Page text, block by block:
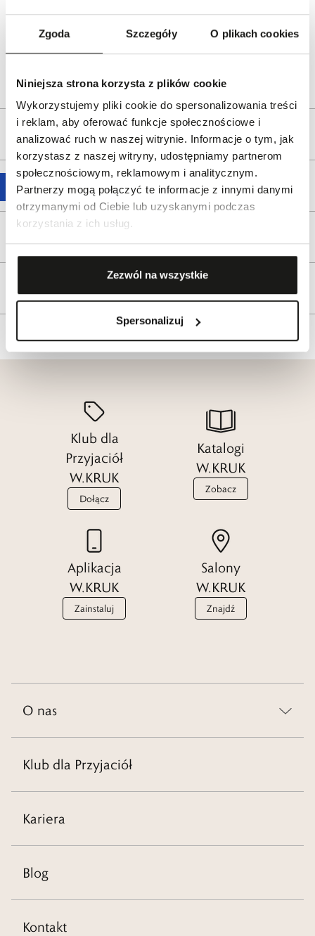
Zgoda Szczegóły O plikach cookies
Niniejsza strona korzysta z plików cookie
Wykorzystujemy pliki cookie do spersonalizowania treści
i reklam, aby oferować funkcje społecznościowe i
analizować ruch w naszej witrynie. Informacje o tym, jak
korzystasz z naszej witryny, udostępniamy partnerom
społecznościowym, reklamowym i analitycznym.
Partnerzy mogą połączyć te informacje z innymi danymi
otrzymanymi od Ciebie lub uzyskanymi podczas
korzystania z ich usług.
Zezwól na wszystkie
Spersonalizuj
ul. Pilotów 10, 31-462 Kraków
e-mail:gspr@wkruk.pl
Bezpieczeństwo:
Informacje o bezpieczeństwie
Opis produktu
Wysyłka
Klub dla
Przyjaciół
W.KRUK
Dołącz
Katalogi
W.KRUK
Zobacz
Aplikacja
W.KRUK
Zainstaluj
Salony
W.KRUK
Znajdź
O nas
Klub dla Przyjaciół
Kariera
Blog
Kontakt